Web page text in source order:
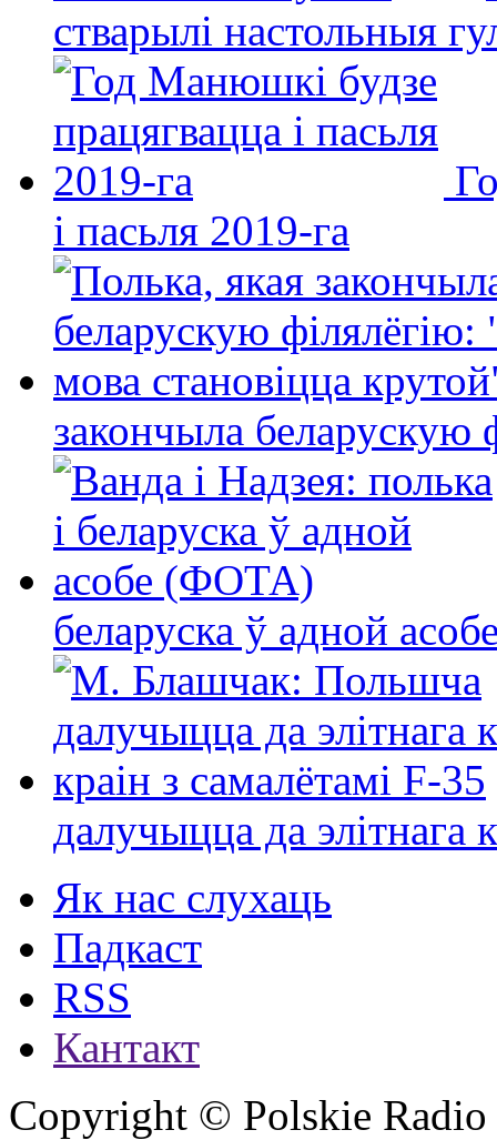
стварылі настольныя
і пасьля 2019-га
закончыла беларускую
беларуска ў адной
далучыцца да элітнага
Як нас слухаць
Падкаст
RSS
Кантакт
Copyright © Polskie